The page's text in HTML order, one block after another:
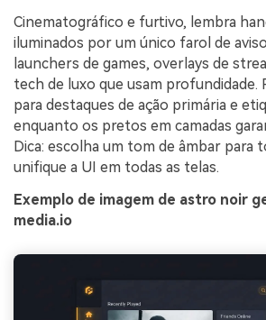
Cinematográfico e furtivo, lembra
iluminados por um único farol de
launchers de games, overlays de
tech de luxo que usam profundidade.
para destaques de ação primária e
enquanto os pretos em camadas
Dica: escolha um tom de âmbar para
unifique a UI em todas as telas.
Exemplo de imagem de astro noir
media.io